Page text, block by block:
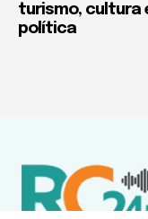
turismo, cultura
política